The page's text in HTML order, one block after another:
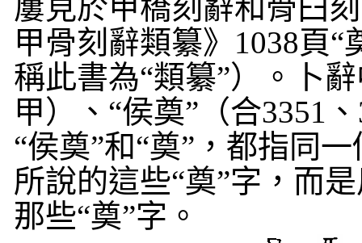
屢見於甲橋刻辭和骨臼
甲骨刻辭類纂》 1038頁“
稱此書為“類纂”）。卜
甲）、“侯奠”（合3351 、
“侯奠”和“奠”，都指同
所說的這些“奠”字，而
那些“奠”字。